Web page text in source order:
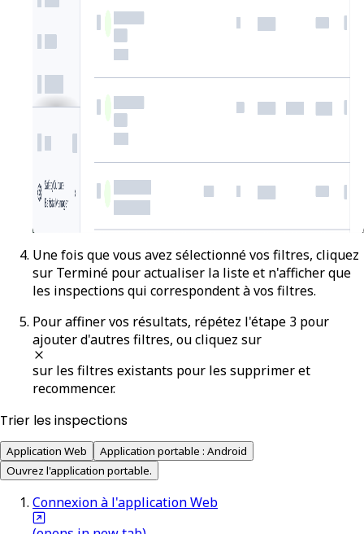
Une fois que vous avez sélectionné vos filtres, cliquez
sur Terminé pour actualiser la liste et n'afficher que
les inspections qui correspondent à vos filtres.
Pour affiner vos résultats, répétez l'étape 3 pour
ajouter d'autres filtres, ou cliquez sur
sur les filtres existants pour les supprimer et
recommencer.
Trier les inspections
Application Web
Application portable : Android
Ouvrez l'application portable.
Connexion à l'application Web